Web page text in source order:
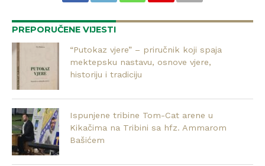
PREPORUČENE VIJESTI
“Putokaz vjere” – priručnik koji spaja
mektepsku nastavu, osnove vjere,
historiju i tradiciju
Ispunjene tribine Tom-Cat arene u
Kikačima na Tribini sa hfz. Ammarom
Bašićem